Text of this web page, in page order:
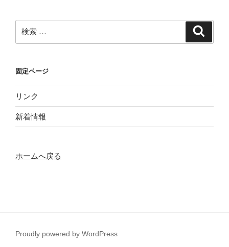
索:
固定ページ
リンク
新着情報
ホームへ戻る
Proudly powered by WordPress